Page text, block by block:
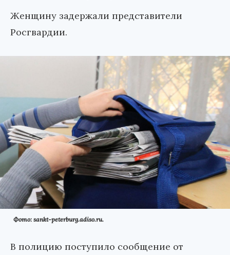
Женщину задержали представители
Росгвардии.
Фото: sankt-peterburg.adiso.ru.
В полицию поступило сообщение от